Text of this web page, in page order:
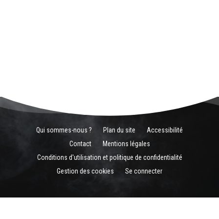
Qui sommes-nous ? Plan du site
Accessibilité
Contact
Mentions légales
Conditions d'utilisation et politique de confidentialité
Gestion des cookies
Se connecter